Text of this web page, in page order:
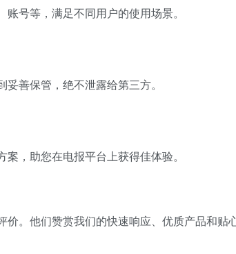
号等，满足不同用户的使用场景。
善保管，绝不泄露给第三方。
，助您在电报平台上获得佳体验。
。 他们赞赏我们的快速响应、优质产品和贴